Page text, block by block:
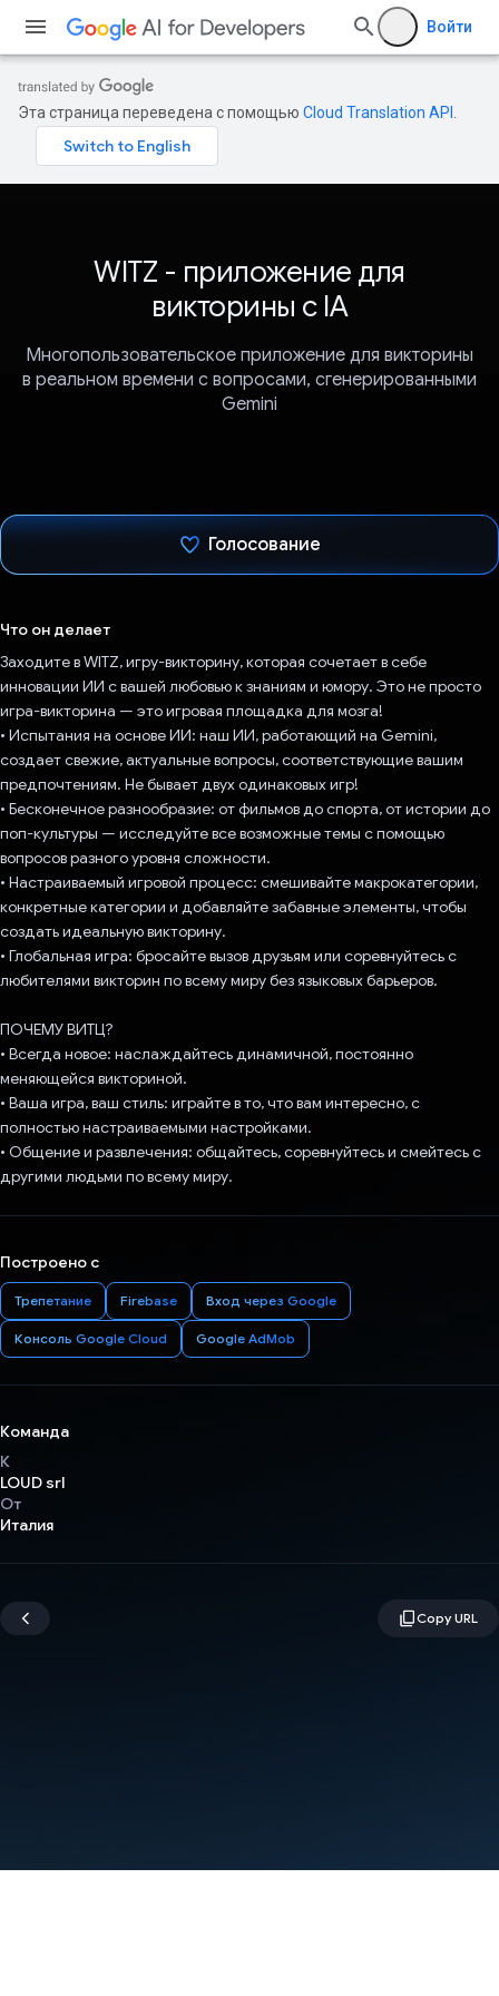
Войти
Эта страница переведена с помощью Cloud Translation API
WITZ - приложение для
викторины с IA
Многопользовательское приложение для викторины
в реальном времени с вопросами, сгенерированными
Gemini
Голосование
Что он делает
Заходите в WITZ, игру-викторину, которая сочетает в себе
инновации ИИ с вашей любовью к знаниям и юмору. Это не просто
игра-викторина — это игровая площадка для мозга!
• Испытания на основе ИИ: наш ИИ, работающий на Gemini,
создает свежие, актуальные вопросы, соответствующие вашим
предпочтениям. Не бывает двух одинаковых игр!
• Бесконечное разнообразие: от фильмов до спорта, от истории до
поп-культуры — исследуйте все возможные темы с помощью
вопросов разного уровня сложности.
• Настраиваемый игровой процесс: смешивайте макрокатегории,
конкретные категории и добавляйте забавные элементы, чтобы
создать идеальную викторину.
• Глобальная игра: бросайте вызов друзьям или соревнуйтесь с
любителями викторин по всему миру без языковых барьеров.
ПОЧЕМУ ВИТЦ?
• Всегда новое: наслаждайтесь динамичной, постоянно
меняющейся викториной.
• Ваша игра, ваш стиль: играйте в то, что вам интересно, с
полностью настраиваемыми настройками.
• Общение и развлечения: общайтесь, соревнуйтесь и смейтесь с
другими людьми по всему миру.
Построено с
Трепетание Firebase Вход через Google
Консоль Google Cloud Google AdMob
Команда
К
LOUD srl
От
Италия